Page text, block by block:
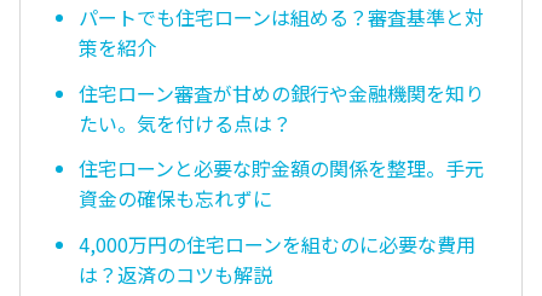
パートでも住宅ローンは組める？審査基準と対
策を紹介
住宅ローン審査が甘めの銀行や金融機関を知り
たい。気を付ける点は？
住宅ローンと必要な貯金額の関係を整理。手元
資金の確保も忘れずに
4,000万円の住宅ローンを組むのに必要な費用
は？返済のコツも解説